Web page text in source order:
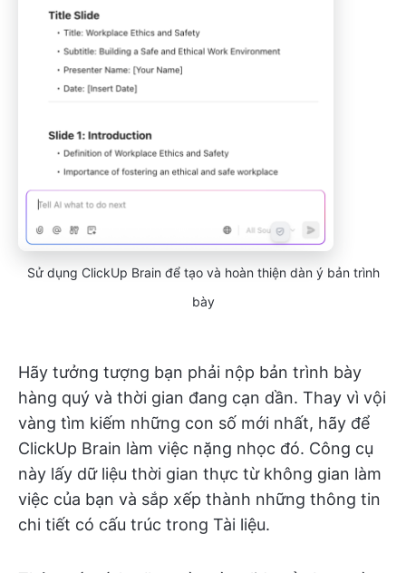
Sử dụng ClickUp Brain để tạo và hoàn thiện dàn ý bản trình
bày
Hãy tưởng tượng bạn phải nộp bản trình bày
hàng quý và thời gian đang cạn dần. Thay vì vội
vàng tìm kiếm những con số mới nhất, hãy để
ClickUp Brain làm việc nặng nhọc đó. Công cụ
này lấy dữ liệu thời gian thực từ không gian làm
việc của bạn và sắp xếp thành những thông tin
chi tiết có cấu trúc trong Tài liệu.